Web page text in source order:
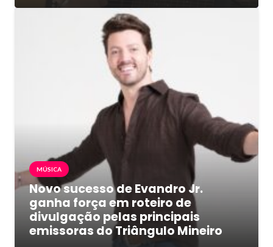
MÚSICA
Novo sucesso de Evandro Jr.
ganha força em roteiro de
divulgação pelas principais
emissoras do Triângulo Mineiro